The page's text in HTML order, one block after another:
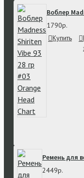
Воблер
1790р.
Купить
Ремень для
2449р.